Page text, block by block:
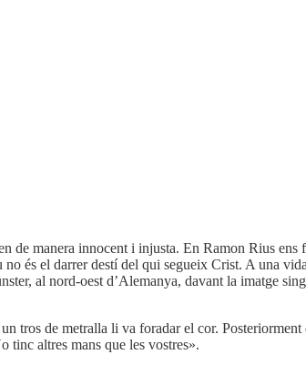
de manera innocent i injusta. En Ramon Rius ens
és el darrer destí del qui segueix Crist. A una
al nord-oest d’Alemanya, davant la imatge
tros de metralla li va foradar el cor. Posteriorment
tinc altres mans que les vostres».